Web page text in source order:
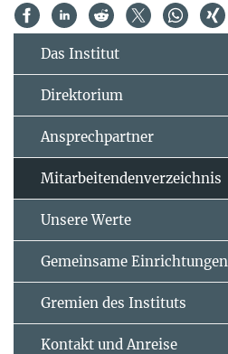
Das Institut
Direktorium
Ansprechpartner
Mitarbeitendenverzeichnis
Unsere Werte
Gemeinsame Einrichtungen
Gremien des Instituts
Kontakt und Anreise